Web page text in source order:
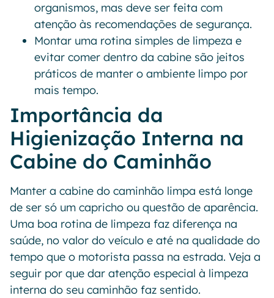
organismos, mas deve ser feita com
atenção às recomendações de segurança.
Montar uma rotina simples de limpeza e
evitar comer dentro da cabine são jeitos
práticos de manter o ambiente limpo por
mais tempo.
Importância da
Higienização Interna na
Cabine do Caminhão
Manter a cabine do caminhão limpa está longe
de ser só um capricho ou questão de aparência.
Uma boa rotina de limpeza faz diferença na
saúde, no valor do veículo e até na qualidade do
tempo que o motorista passa na estrada. Veja a
seguir por que dar atenção especial à limpeza
interna do seu caminhão faz sentido.